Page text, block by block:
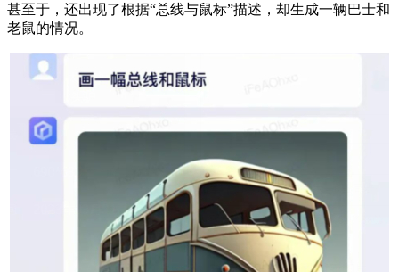
甚至于，还出现了根据“总线与鼠标”描述，却生成一辆巴士和
老鼠的情况。